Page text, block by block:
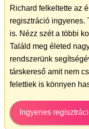
Richard felkeltette az
regisztráció ingyenes.
is. Nézz szét a többi
Találd meg életed
rendszerünk
társkereső amit nem
felettiek is könnyen
Ingyenes